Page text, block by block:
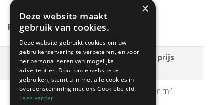
PRIJZEN GEVEL SCHILDEREN
Soort
schilderwerken
Gemiddelde prijs
Gevel schilderen met
acrylaatverf
€ 15 - € 30 per m²
×
Deze website maakt
gebruik van cookies.
Deze website gebruikt cookies om uw
gebruikerservaring te verbeteren, en voor
het personaliseren van mogelijke
advertenties. Door onze website te
gebruiken, stemt u in met alle cookies in
overeenstemming met ons Cookiebeleid.
Lees verder